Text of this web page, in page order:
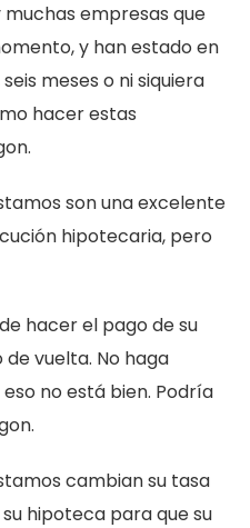
empresas que
y han estado en
meses o ni siquiera
hacer estas
son una excelente
hipotecaria, pero
hacer el pago de su
vuelta. No haga
no está bien. Podría
cambian su tasa
hipoteca para que su